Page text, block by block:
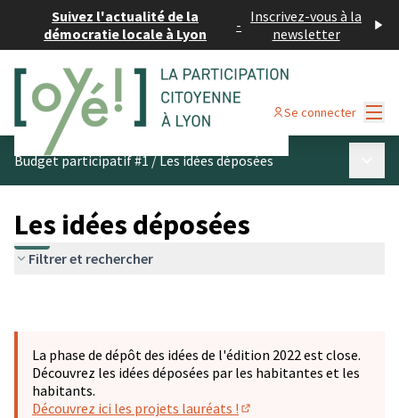
Suivez l'actualité de la
démocratie locale à Lyon
- Inscrivez-vous à la
newsletter
Se connecter
Budget participatif #1/Les idées déposées
Les idées déposées
Filtrer et rechercher
La phase de dépôt des idées de l'édition 2022 est close.
Découvrez les idées déposées par les habitantes et les
habitants.
Découvrez ici les projets lauréats !